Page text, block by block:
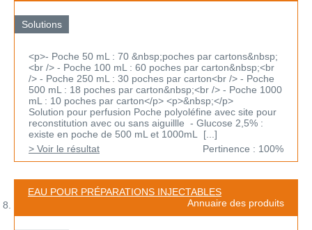
Solutions
<p>- Poche 50 mL : 70 &nbsp;poches par cartons&nbsp;
<br /> - Poche 100 mL : 60 poches par carton&nbsp;<br
/> - Poche 250 mL : 30 poches par carton<br /> - Poche
500 mL : 18 poches par carton&nbsp;<br /> - Poche 1000
mL : 10 poches par carton</p> <p>&nbsp;</p>
Solution pour perfusion Poche polyoléfine avec site pour
reconstitution avec ou sans aiguillle - Glucose 2,5% :
existe en poche de 500 mL et 1000mL [...]
> Voir le résultat
Pertinence : 100%
EAU POUR PRÉPARATIONS INJECTABLES
Annuaire des produits